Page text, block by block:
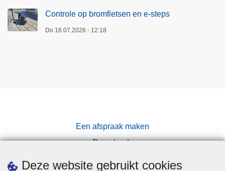
Deze website gebruikt cookies
Controle op bromfietsen en e-steps
Do 16.07.2026 - 12:18
Een afspraak maken
Downloads